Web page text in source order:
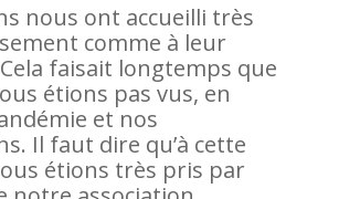
nous ont accueilli très
comme à leur
faisait longtemps que
étions pas vus, en
et nos
Il faut dire qu’à cette
étions très pris par